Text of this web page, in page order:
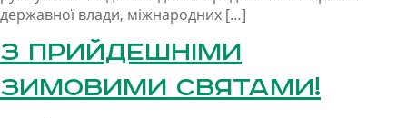
державної влади, міжнародних […]
З прийдешніми
зимовими святами!